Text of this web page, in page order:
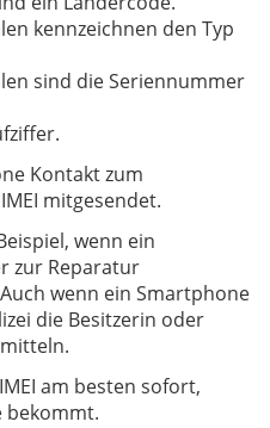
kennzeichnen den Typ
sind die Seriennummer
Kontakt zum
mitgesendet.
wenn ein
zur Reparatur
wenn ein Smartphone
die Besitzerin oder
am besten sofort,
bekommt.